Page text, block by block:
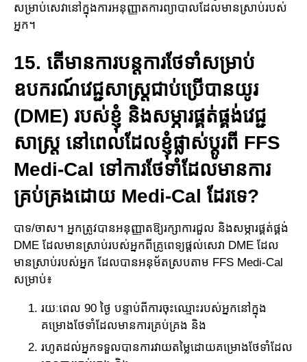
សម្រាប់​សេវា​នៅ​ក្នុង​ការអនុញ្ញាតការព្យាបាលដែលមានស្រាប់របស់
អ្នក។
15. តើមានការបន្តការថែទាំសម្រាប់
ឧបករណ៍វេជ្ជសាស្រ្តជាប់ប្រើ​បាន​យូរ
(DME) របស់ខ្ញុំ និងសម្ភារផ្គត់ផ្គង់វេជ្ជ
សាស្រ្ត នៅពេលដែល​ខ្ញុំ​ផ្លាស់​ប្តូរ​ពី FFS
Medi-Cal ទៅការថែទាំដែលមានការ​
គ្រប់គ្រងដោយ Medi-Cal ដែរទេ?
បាទ/ចាស។ អ្នកត្រូវបានអនុញ្ញាតឱ្យរក្សាការជួល និងសម្ភារផ្គត់ផ្គង់
DME ដែល​មានស្រាប់របស់​អ្នក​ពី​គ្រូ​ពេទ្យ​ផ្តល់សេវា DME ដែល
មានស្រាប់​របស់អ្នក ដែលបានអនុម័តស្របតាម FFS Medi-Cal
សម្រាប់៖
រយៈពេល 90 ថ្ងៃ បន្ទាប់ពីការចុះឈ្មោះរបស់អ្នកនៅក្នុង
គម្រោង​ថែទាំដែលមានការគ្រប់គ្រង និង
រហូតដល់អ្នកទទួលបានការវាយតម្លៃដោយគម្រោង​ថែទាំដែល